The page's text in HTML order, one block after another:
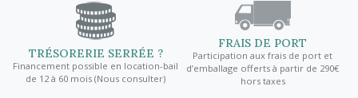
TRÉSORERIE SERRÉE ?
Financement possible en location-bail
de 12 à 60 mois (Nous consulter)
FRAIS DE PORT
Participation aux frais de port et
d’emballage offerts à partir de 290€
hors taxes